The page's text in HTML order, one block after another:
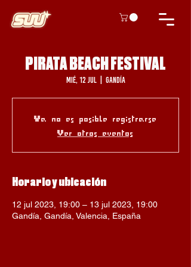
PIRATA BEACH FESTIVAL
mié, 12 jul
  |
Gandía
Ya no es posible registrarse
Ver otros eventos
Horario y ubicación
12 jul 2023, 19:00 – 13 jul 2023, 19:00
Gandía, Gandía, Valencia, España